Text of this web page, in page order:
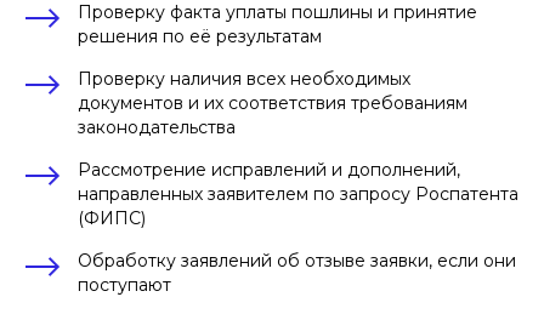
Проверку факта уплаты пошлины и принятие
решения по её результатам
Проверку наличия всех необходимых
документов и их соответствия требованиям
законодательства
Рассмотрение исправлений и дополнений,
направленных заявителем по запросу Роспатента
(ФИПС)
Обработку заявлений об отзыве заявки, если они
поступают